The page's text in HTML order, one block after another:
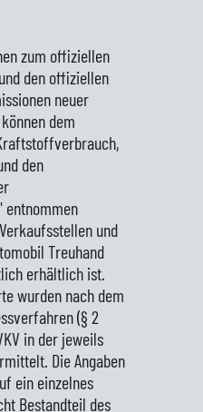
zum offiziellen
den offiziellen
neuer
dem
den
entnommen
und
Treuhand
erhältlich ist.
wurden nach dem
(§ 2
in der jeweils
Die Angaben
ein einzelnes
Bestandteil des